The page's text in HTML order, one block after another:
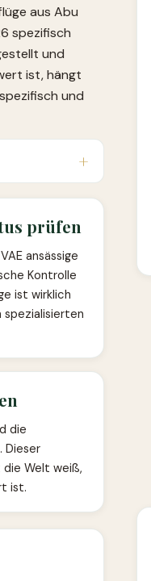
aus Abu
spezifisch
und
ist, hängt
und
prüfen
ansässige
Kontrolle
ist wirklich
spezialisierten
die
Dieser
die Welt weiß,
ist.